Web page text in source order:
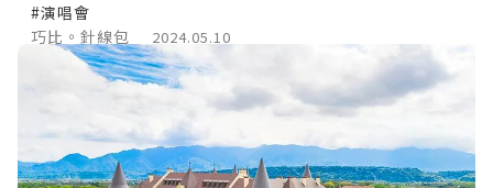
#演唱會
巧比。針線包
2024.05.10